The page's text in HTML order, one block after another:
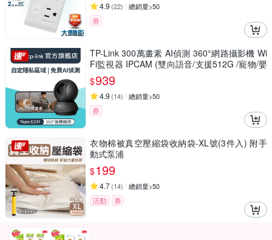
4.9 (22) 總銷量>50
券
TP-Link 300萬畫素 AI偵測 360°網路攝影機 Wi
Fi監視器 IPCAM (雙向語音/支援512G /寵物/嬰
兒/長輩/Tapo C211）
$939
4.9 (14) 總銷量>50
券
衣物棉被真空壓縮袋收納袋-XL號(3件入) 附手
動式泵浦
$199
4.7(14) 總銷量>50
活動 券